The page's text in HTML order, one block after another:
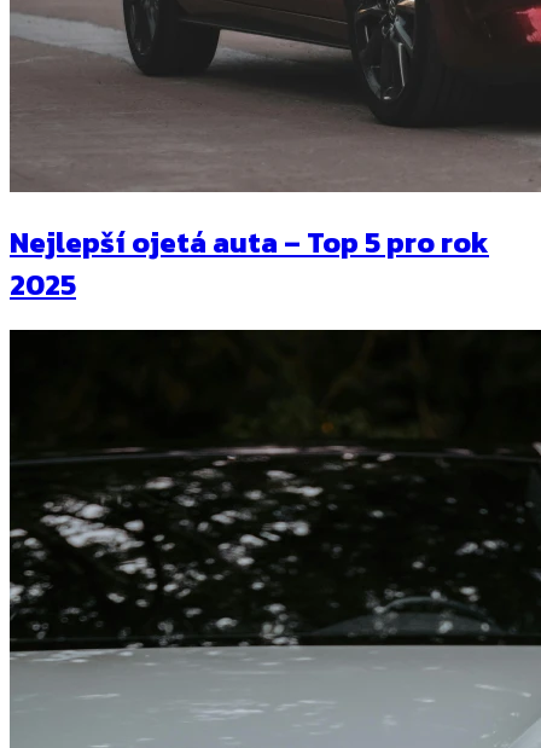
Nejlepší ojetá auta – Top 5 pro rok
2025